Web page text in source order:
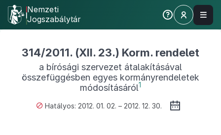
Nemzeti
Jogszabálytár
314/2011. (XII. 23.) Korm. rendelet
a bírósági szervezet átalakításával
összefüggésben egyes kormányrendeletek
módosításáról1
Hatályos: 2012. 01. 02. – 2012. 12. 30.